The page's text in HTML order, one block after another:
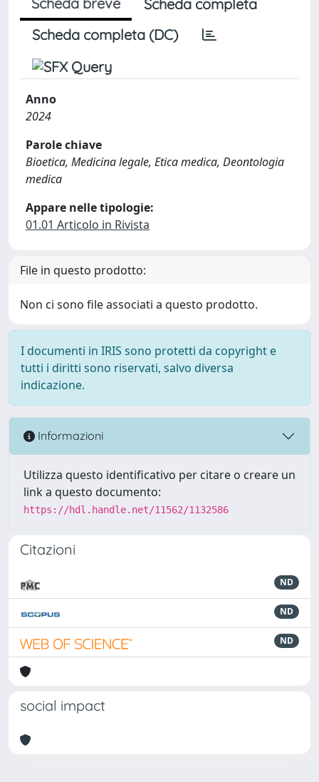
Scheda completa
Scheda completa (DC)
Anno
2024
Parole chiave
Bioetica, Medicina legale, Etica medica, Deontologia
medica
Appare nelle tipologie:
01.01 Articolo in Rivista
File in questo prodotto:
Non ci sono file associati a questo prodotto.
I documenti in IRIS sono protetti da copyright e
tutti i diritti sono riservati, salvo diversa
indicazione.
Informazioni
Utilizza questo identificativo per citare o creare un
link a questo documento:
https://hdl.handle.net/11562/1132586
Citazioni
ND
ND
ND
social impact